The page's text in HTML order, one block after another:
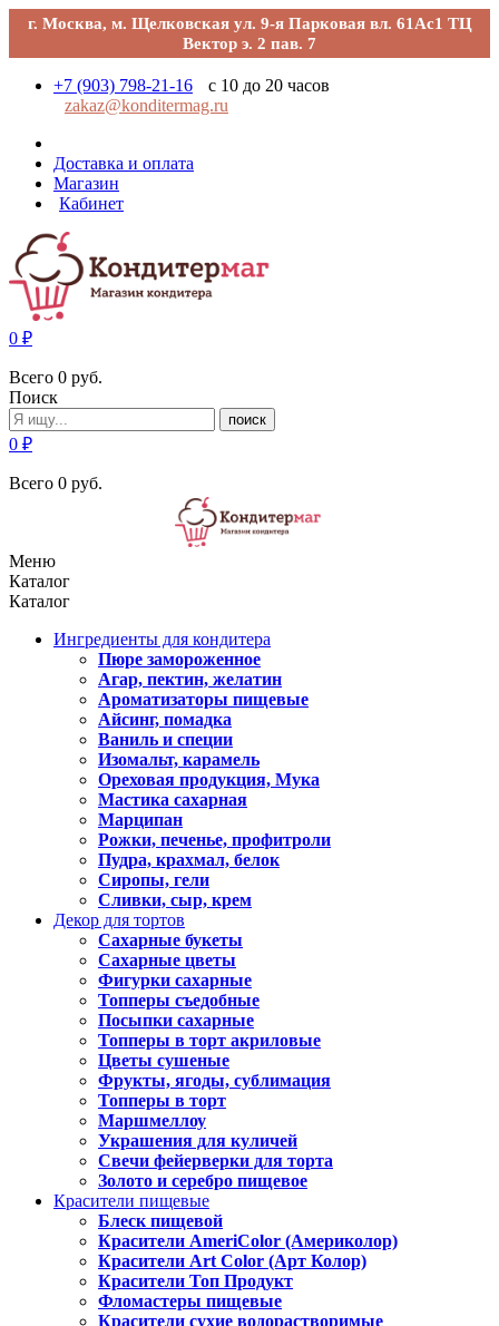
г. Москва, м. Щелковская ул. 9-я Парковая вл. 61Ас1 ТЦ
Вектор э. 2 пав. 7
+7 (903) 798-21-16
с 10 до 20 часов
zakaz@konditermag.ru
Доставка и оплата
Магазин
Кабинет
0 ₽
Всего 0 руб.
Поиск
поиск
0 ₽
Всего 0 руб.
Меню
Каталог
Каталог
Ингредиенты для кондитера
Пюре замороженное
Агар, пектин, желатин
Ароматизаторы пищевые
Айсинг, помадка
Ваниль и специи
Изомальт, карамель
Ореховая продукция, Мука
Мастика сахарная
Марципан
Рожки, печенье, профитроли
Пудра, крахмал, белок
Сиропы, гели
Сливки, сыр, крем
Декор для тортов
Сахарные букеты
Сахарные цветы
Фигурки сахарные
Топперы съедобные
Посыпки сахарные
Топперы в торт акриловые
Цветы сушеные
Фрукты, ягоды, сублимация
Топперы в торт
Маршмеллоу
Украшения для куличей
Свечи фейерверки для торта
Золото и серебро пищевое
Красители пищевые
Блеск пищевой
Красители AmeriColor (Америколор)
Красители Art Color (Арт Колор)
Красители Топ Продукт
Фломастеры пищевые
Красители сухие водорастворимые